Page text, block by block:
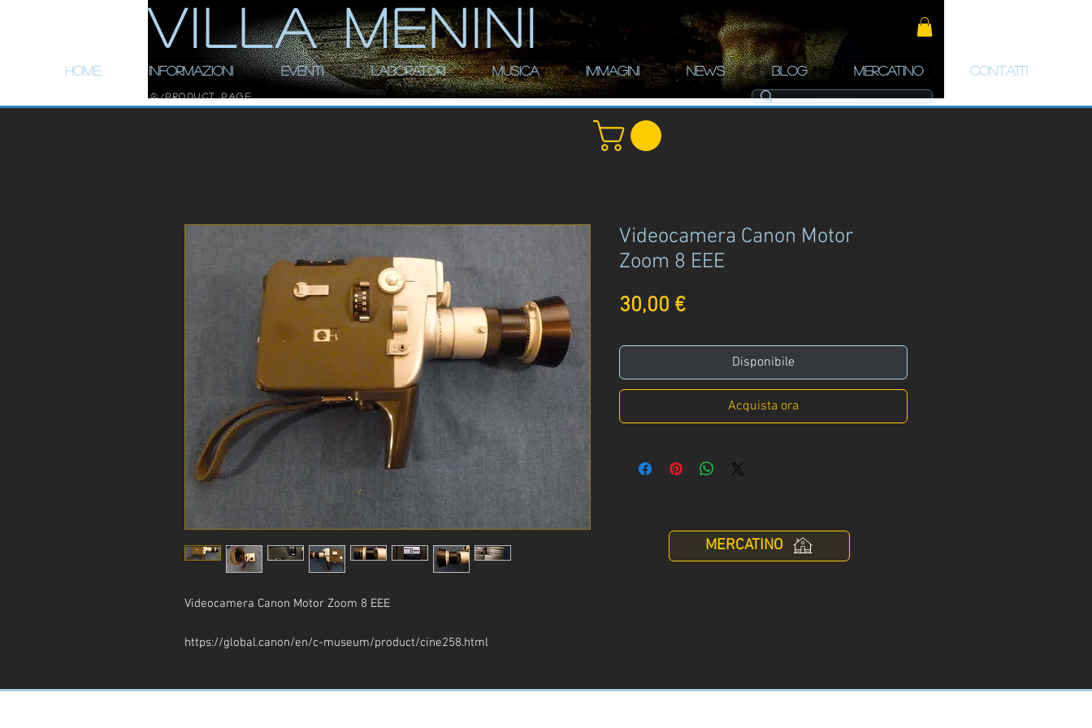
ViLLA MENINI
HOME INFORMAZIONI EVENTI LABORATORI MUSICA IMMAGINI NEWS BLOG MERCATINO CONTATTI
/ Product Page
Videocamera Canon Motor Zoom 8 EEE
https://global.canon/en/c-museum/product/cine258.html
Videocamera Canon Motor
Zoom 8 EEE
30,00 €Prezzo
Disponibile
Acquista ora
MERCATINO